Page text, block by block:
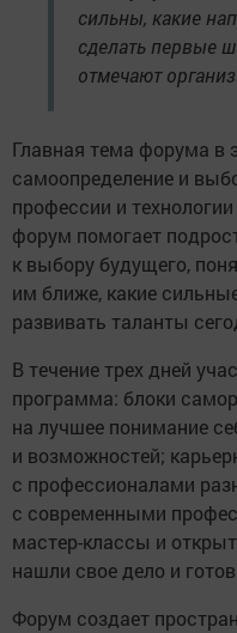
сильны, какие
сделать первые
отмечают
Главная тема форума в
самоопределение и
профессии и
форум помогает
к выбору будущего,
им ближе, какие
развивать таланты
В течение трех дней
программа: блоки
на лучшее понимание
и возможностей;
с профессионалами
с современными
мастер-классы и
нашли свое дело и
Форум создает